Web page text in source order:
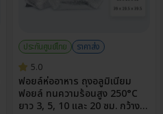
ประกันศูนย์ไทย
ราคาส่ง
5.0
ฟอยล์ห่ออาหาร ถุงอลูมิเนียม
ฟอยล์ ทนความร้อนสูง 250°C
ยาว 3, 5, 10 และ 20 ซม. กว้าง